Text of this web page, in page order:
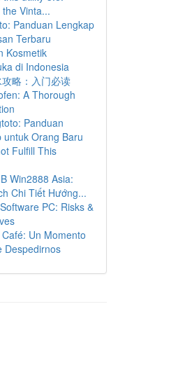
Vinta...
Panduan Lengkap
Terbaru
Kosmetik
di Indonesia
略：入门必读
A Thorough
Panduan
untuk Orang Baru
Fulfill This
Win2888 Asia:
Chi Tiết Hướng...
PC: Risks &
Un Momento
Despedirnos